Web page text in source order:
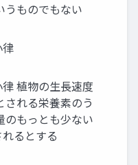
うものでもない
律
植物の生長速度
れる栄養素のう
のもっとも少ない
るとする